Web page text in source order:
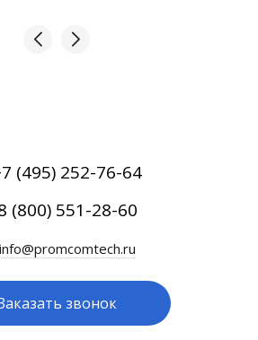
(495) 252-76-64
(800) 551-28-60
info@promcomtech.ru
звонок